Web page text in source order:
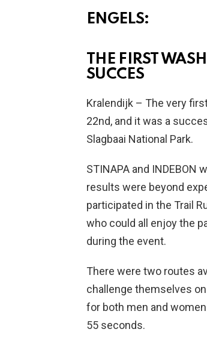
ENGELS:
THE FIRST
SUCCES
Kralendijk – The very
22nd, and it was a
Slagbaai National Park.
STINAPA and
results were beyond
participated in the Trail
who could all enjoy the
during the event.
There were two routes
challenge themselves
for both men and
55 seconds.